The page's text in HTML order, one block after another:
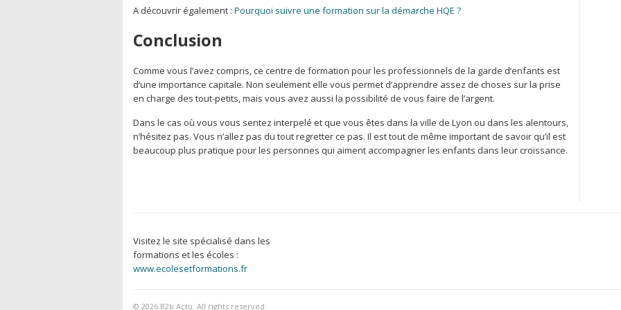
A découvrir également : Pourquoi suivre une formation sur la démarche HQE ?
Conclusion
Comme vous l’avez compris, ce centre de formation pour les professionnels de la garde d’enfants est
d’une importance capitale. Non seulement elle vous permet d’apprendre assez de choses sur la prise
en charge des tout-petits, mais vous avez aussi la possibilité de vous faire de l’argent.
Dans le cas où vous vous sentez interpelé et que vous êtes dans la ville de Lyon ou dans les alentours,
n’hésitez pas. Vous n’allez pas du tout regretter ce pas. Il est tout de même important de savoir qu’il est
beaucoup plus pratique pour les personnes qui aiment accompagner les enfants dans leur croissance.
Visitez le site spécialisé dans les
formations et les écoles :
www.ecolesetformations.fr
© 2026 B2b Actu. All rights reserved.